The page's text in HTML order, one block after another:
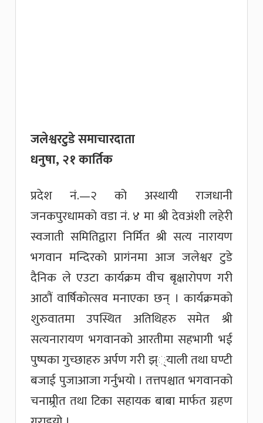
जलेश्वरटुडे समाचारदाता
धनुषा, २१ कार्तिक
प्रदेश नं.—२ को अस्थायी राजधानी
जनकपुरधामको वडा नं. ४ मा श्री देवअंशी लहेरी
स्वजाती समितिद्वारा निर्मित श्री सत्य नारायण
भगवान मन्दिरको प्रागंनमा आज जलेश्वर टुडे
दैनिक ले एउटा कार्यक्रम वीच बृक्षारोपण गरी
आठौं वार्षिकोत्सव मनाएका छन् । कार्यक्रमको
शुरुवातमा उपस्थित अतिथिहरु समेत श्री
सत्यनारायण भगवानको आरतीमा सहभागी भई
पुष्पका गुच्छाहरु अर्पण गरी झ््याली तथा घण्टी
बजाई पुजाआजा गर्नुभयो । तत्तपश्चात भगवानको
चनाम्र्रीत तथा टिका सहायक बाबा मार्फत ग्रहण